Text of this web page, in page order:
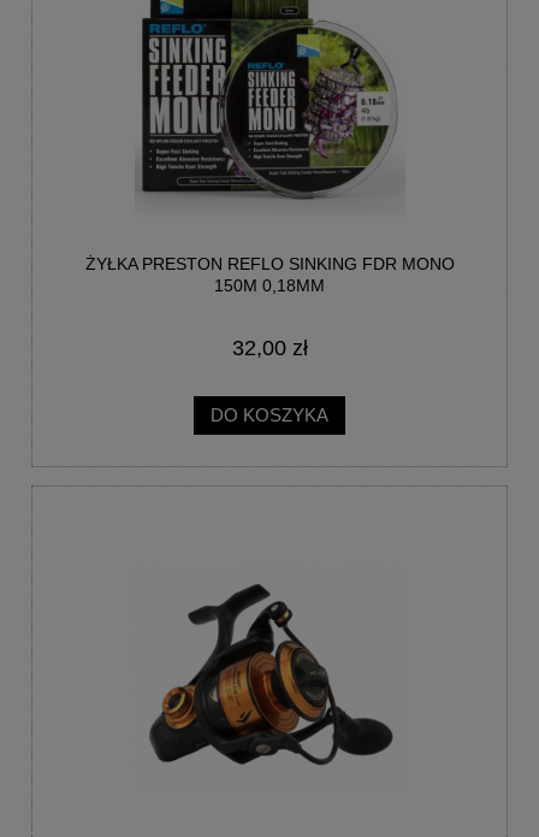
ŻYŁKA PRESTON REFLO SINKING FDR MONO
150M 0,18MM
32,00 zł
DO KOSZYKA